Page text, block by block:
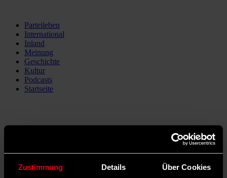
Zustimmung Details Über Cookies
Parteileben
International
Inland
Meinung
Geschichte
Kultur
Podcasts
Startseite